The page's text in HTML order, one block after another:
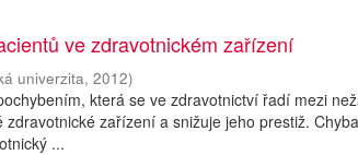
ve zdravotnickém zařízení
univerzita,2012)
která se ve zdravotnictví řadí mezi
zdravotnické zařízení a snižuje jeho prestiž.
...